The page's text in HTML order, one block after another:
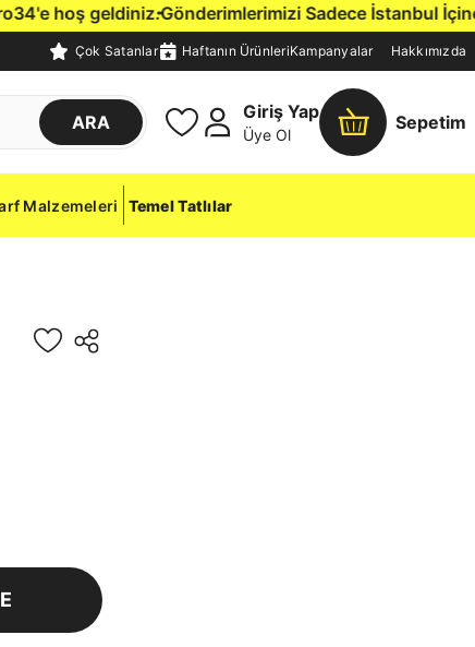
hoş geldiniz.Gönderimlerimizi Sadece İstanbul İçine,
Çok Satanlar Haftanın ÜrünleriKampanyalar Hakkımızda
ARA
Giriş Yap
Üye Ol
Sepetim
Malzemeleri Temel Tatlılar